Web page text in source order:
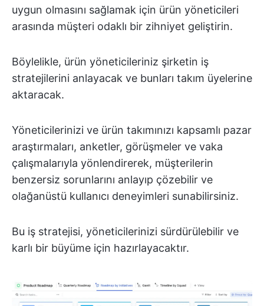
uygun olmasını sağlamak için ürün yöneticileri
arasında müşteri odaklı bir zihniyet geliştirin.
Böylelikle, ürün yöneticileriniz şirketin iş
stratejilerini anlayacak ve bunları takım üyelerine
aktaracak.
Yöneticilerinizi ve ürün takımınızı kapsamlı pazar
araştırmaları, anketler, görüşmeler ve vaka
çalışmalarıyla yönlendirerek, müşterilerin
benzersiz sorunlarını anlayıp çözebilir ve
olağanüstü kullanıcı deneyimleri sunabilirsiniz.
Bu iş stratejisi, yöneticilerinizi sürdürülebilir ve
karlı bir büyüme için hazırlayacaktır.